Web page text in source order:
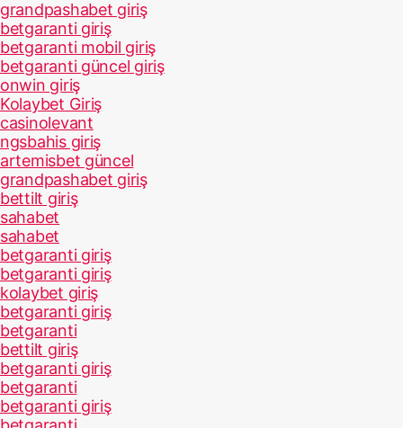
grandpashabet giriş
betgaranti giriş
betgaranti mobil giriş
betgaranti güncel giriş
onwin giriş
Kolaybet Giriş
casinolevant
ngsbahis giriş
artemisbet güncel
grandpashabet giriş
bettilt giriş
sahabet
sahabet
betgaranti giriş
betgaranti giriş
kolaybet giriş
betgaranti giriş
betgaranti
bettilt giriş
betgaranti giriş
betgaranti
betgaranti giriş